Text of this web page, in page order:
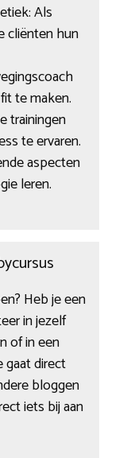
Als
cliënten hun
te maken.
trainingen
te ervaren.
aspecten
leren.
Heb je een
in jezelf
of in een
gaat direct
bloggen
iets bij aan